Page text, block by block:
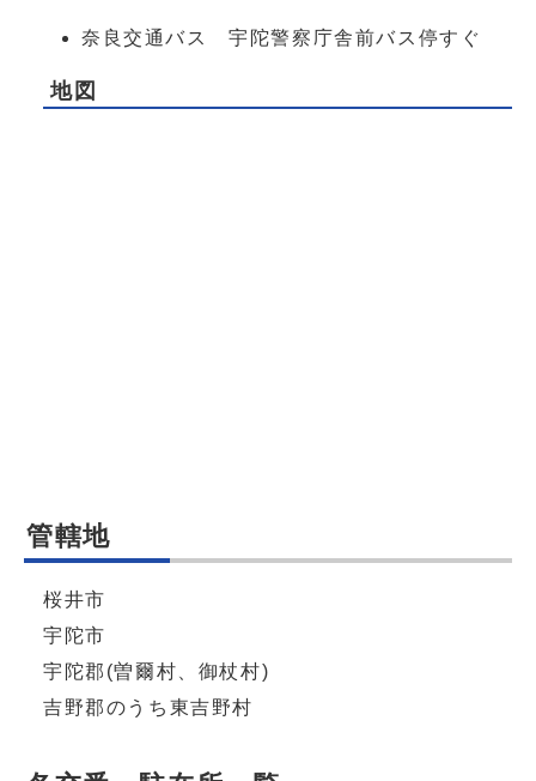
奈良交通バス 宇陀警察庁舎前バス停すぐ
地図
管轄地
桜井市
宇陀市
宇陀郡(曽爾村、御杖村)
吉野郡のうち東吉野村